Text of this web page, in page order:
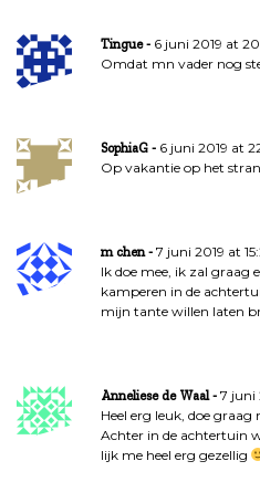
Tingue
6 juni 2019 at
Omdat mn vader nog
SophiaG
6 juni 2019 at
Op vakantie op het
m chen
7 juni 2019 at
Ik doe mee, ik zal graag
kamperen in de
mijn tante willen laten
Anneliese de Waal
7 juni
Heel erg leuk, doe
Achter in de achtertuin
lijk me heel erg gezellig